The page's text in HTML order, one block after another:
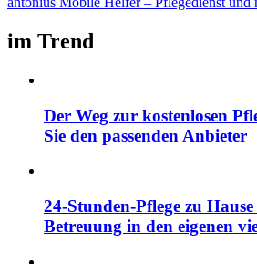
im Trend
Der Weg zur kostenlosen
Sie den passenden Anbieter
24-Stunden-Pflege zu
Betreuung in den eigenen